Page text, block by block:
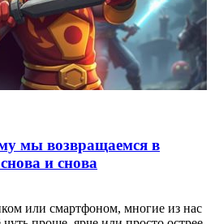
мы возвращаемся в
и снова
или смартфоном, многие из нас